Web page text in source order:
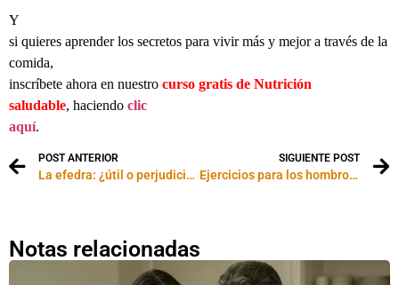
Y
si quieres aprender los secretos para vivir más y mejor a través de la
comida,
inscríbete ahora en nuestro curso gratis de Nutrición
saludable, haciendo clic
aquí.
POST ANTERIOR
La efedra: ¿útil o perjudicial para el sobrepeso?
SIGUIENTE POST
Ejercicios para los hombros que te harán parecer más delgada
Notas relacionadas